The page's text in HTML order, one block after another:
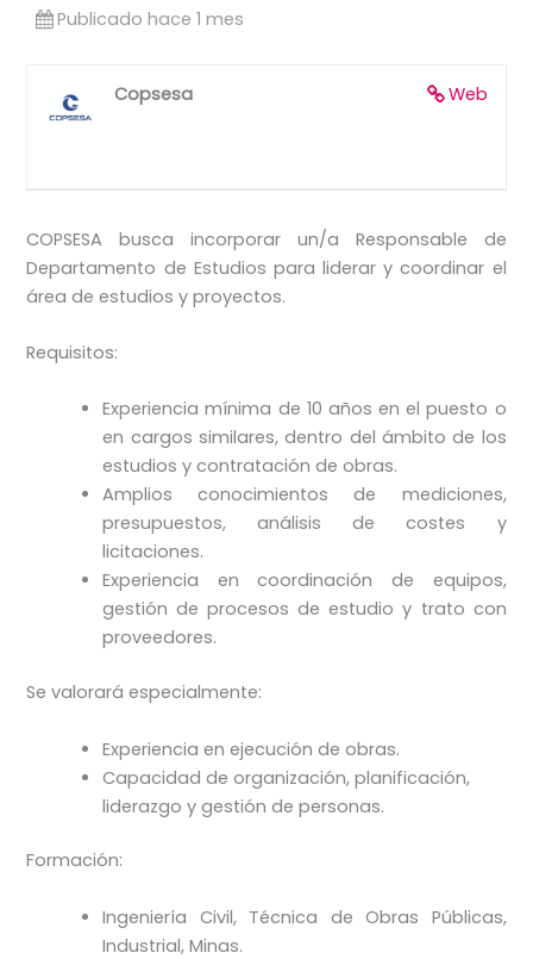
Publicado hace 1 mes
Web
Copsesa
COPSESA busca incorporar un/a Responsable de
Departamento de Estudios para liderar y coordinar el
área de estudios y proyectos.
Requisitos:
Experiencia mínima de 10 años en el puesto o
en cargos similares, dentro del ámbito de los
estudios y contratación de obras.
Amplios conocimientos de mediciones,
presupuestos, análisis de costes y
licitaciones.
Experiencia en coordinación de equipos,
gestión de procesos de estudio y trato con
proveedores.
Se valorará especialmente:
Experiencia en ejecución de obras.
Capacidad de organización, planificación,
liderazgo y gestión de personas.
Formación:
Ingeniería Civil, Técnica de Obras Públicas,
Industrial, Minas.